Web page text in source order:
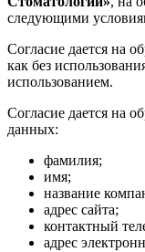
следующими
Согласие дается на
как без
использованием.
Согласие дается на
данных:
фамилия;
имя;
название
адрес сайта;
контактный
адрес